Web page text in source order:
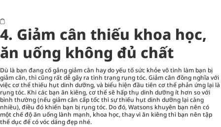
4. Giảm cân thiếu khoa học,
ăn uống không đủ chất
Dù là bạn đang cố gắng giảm cân hay do yếu tố sức khỏe vô tình làm bạn bị
giảm cân, thì cũng rất dễ gây ra tình trạng rụng tóc. Giảm cân đồng nghĩa với
việc cơ thể thiếu hụt dinh dưỡng, và biểu hiện đầu tiên cơ thể phản ứng lại là
rụng tóc. Khi các bạn ăn kiêng, cơ thể sẽ hấp thụ dinh dưỡng ít hơn so với
bình thường (nếu giảm cân cấp tốc thì sự thiếu hụt dinh dưỡng lại càng
nhiều), điều đó khiến bạn bị rụng tóc. Do đó, Watsons khuyên bạn nên có
một chế độ ăn uống lành mạnh, khoa học, thay vì ăn kiêng thì bạn nên tập
thể dục để có vóc dáng đẹp nhé.